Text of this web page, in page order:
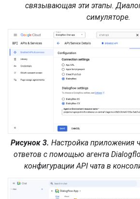
связывающая эти этапы. Диалог
симуляторе.
Рисунок 3. Настройка приложения
ответов с помощью агента
конфигурации API чата в